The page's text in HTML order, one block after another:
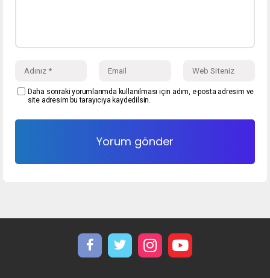
Daha sonraki yorumlarımda kullanılması için adım, e-posta adresim ve
site adresim bu tarayıcıya kaydedilsin.